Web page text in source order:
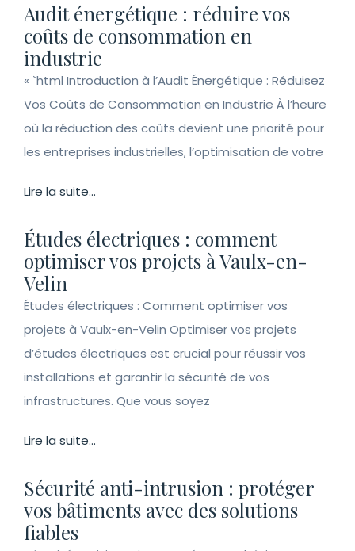
Audit énergétique : réduire vos
coûts de consommation en
industrie
« `html Introduction à l’Audit Énergétique : Réduisez
Vos Coûts de Consommation en Industrie À l’heure
où la réduction des coûts devient une priorité pour
les entreprises industrielles, l’optimisation de votre
Lire la suite...
Études électriques : comment
optimiser vos projets à Vaulx-en-
Velin
Études électriques : Comment optimiser vos
projets à Vaulx-en-Velin Optimiser vos projets
d’études électriques est crucial pour réussir vos
installations et garantir la sécurité de vos
infrastructures. Que vous soyez
Lire la suite...
Sécurité anti-intrusion : protéger
vos bâtiments avec des solutions
fiables